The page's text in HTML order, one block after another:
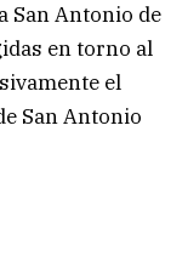
San Antonio de
en torno al
el
San Antonio